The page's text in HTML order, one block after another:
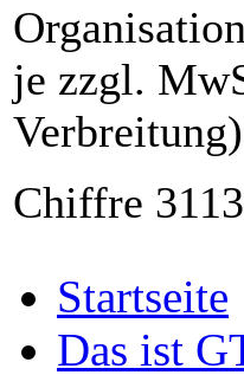
je zzgl.
Chiffre
Startseite
Das ist